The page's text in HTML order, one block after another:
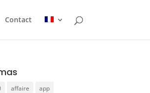
Contact
affaire
app